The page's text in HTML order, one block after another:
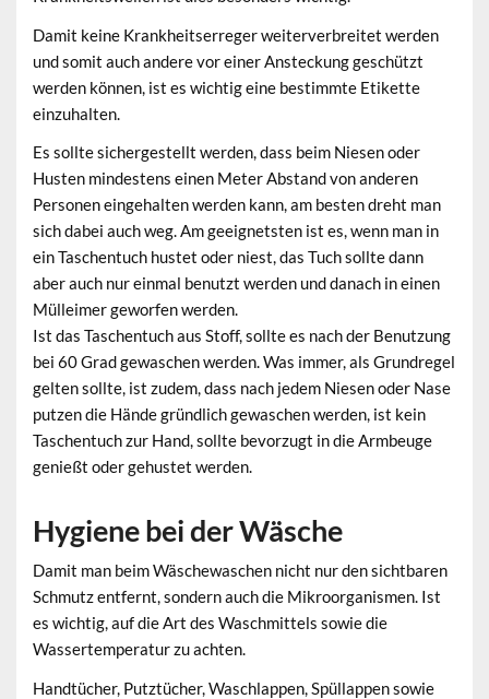
Damit keine Krankheitserreger weiterverbreitet werden
und somit auch andere vor einer Ansteckung geschützt
werden können, ist es wichtig eine bestimmte Etikette
einzuhalten.
Es sollte sichergestellt werden, dass beim Niesen oder
Husten mindestens einen Meter Abstand von anderen
Personen eingehalten werden kann, am besten dreht man
sich dabei auch weg. Am geeignetsten ist es, wenn man in
ein Taschentuch hustet oder niest, das Tuch sollte dann
aber auch nur einmal benutzt werden und danach in einen
Mülleimer geworfen werden.
Ist das Taschentuch aus Stoff, sollte es nach der Benutzung
bei 60 Grad gewaschen werden. Was immer, als Grundregel
gelten sollte, ist zudem, dass nach jedem Niesen oder Nase
putzen die Hände gründlich gewaschen werden, ist kein
Taschentuch zur Hand, sollte bevorzugt in die Armbeuge
genießt oder gehustet werden.
Hygiene bei der Wäsche
Damit man beim Wäschewaschen nicht nur den sichtbaren
Schmutz entfernt, sondern auch die Mikroorganismen. Ist
es wichtig, auf die Art des Waschmittels sowie die
Wassertemperatur zu achten.
Handtücher, Putztücher, Waschlappen, Spüllappen sowie